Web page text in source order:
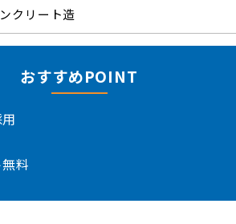
クリート造
おすすめPOINT
料